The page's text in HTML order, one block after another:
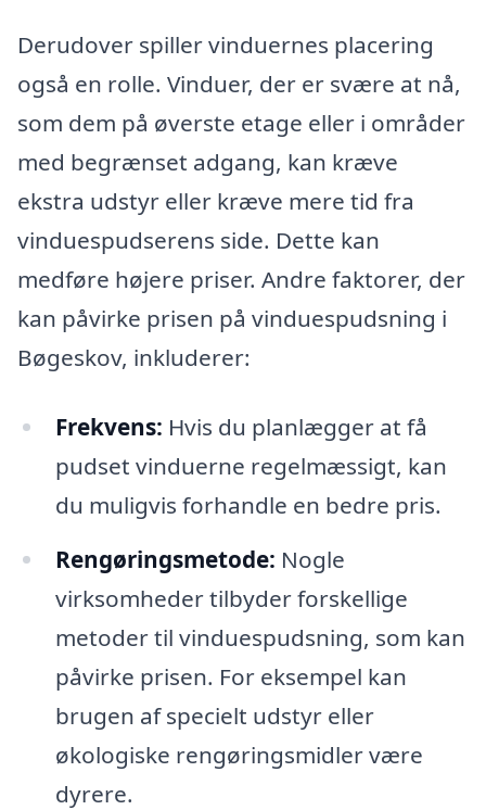
Derudover spiller vinduernes placering
også en rolle. Vinduer, der er svære at nå,
som dem på øverste etage eller i områder
med begrænset adgang, kan kræve
ekstra udstyr eller kræve mere tid fra
vinduespudserens side. Dette kan
medføre højere priser. Andre faktorer, der
kan påvirke prisen på vinduespudsning i
Bøgeskov, inkluderer:
Frekvens: Hvis du planlægger at få
pudset vinduerne regelmæssigt, kan
du muligvis forhandle en bedre pris.
Rengøringsmetode: Nogle
virksomheder tilbyder forskellige
metoder til vinduespudsning, som kan
påvirke prisen. For eksempel kan
brugen af specielt udstyr eller
økologiske rengøringsmidler være
dyrere.